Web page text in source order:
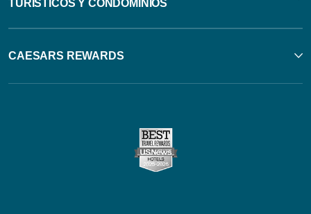
TURÍSTICOS Y CONDOMINIOS
CAESARS REWARDS